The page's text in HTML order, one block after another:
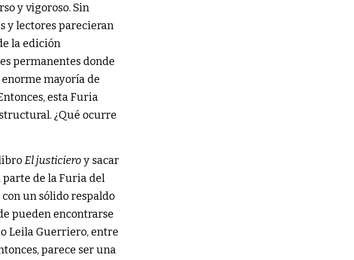
y vigoroso. Sin
y lectores parecieran
la edición
permanentes donde
mayoría de
esta Furia
¿Qué ocurre
El justicieroy sacar
parte de la Furia del
un sólido respaldo
pueden encontrarse
Leila Guerriero, entre
parece ser una